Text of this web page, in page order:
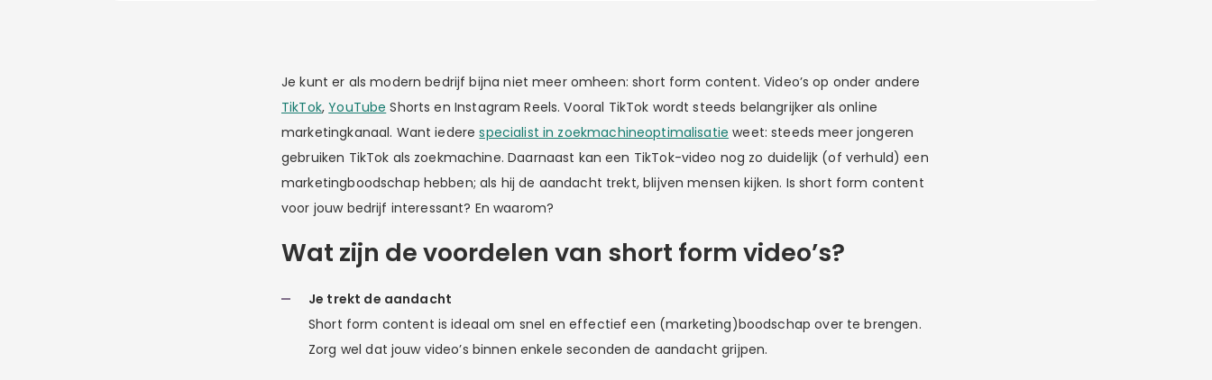
Je kunt er als modern bedrijf bijna niet meer omheen: short form content. Video’s op onder andere
TikTok,YouTube Shorts en Instagram Reels. Vooral TikTok wordt steeds belangrijker als online
marketingkanaal. Want iederespecialist in zoekmachineoptimalisatie weet: steeds meer jongeren
gebruiken TikTok als zoekmachine. Daarnaast kan een TikTok-video nog zo duidelijk (of verhuld) een
marketingboodschap hebben; als hij de aandacht trekt, blijven mensen kijken. Is short form content
voor jouw bedrijf interessant? En waarom?
Wat zijn de voordelen van short form video’s?
Je trekt de aandacht
Short form content is ideaal om snel en effectief een (marketing)boodschap over te brengen.
Zorg wel dat jouw video’s binnen enkele seconden de aandacht grijpen.